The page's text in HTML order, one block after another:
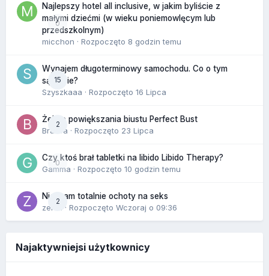
0
Najlepszy hotel all inclusive, w jakim byliście z
małymi dziećmi (w wieku poniemowlęcym lub
przedszkolnym)
micchon · Rozpoczęto 8 godzin temu
15
Wynajem długoterminowy samochodu. Co o tym
sądzicie?
Szyszkaaa · Rozpoczęto 16 Lipca
2
Żel do powiększania biustu Perfect Bust
Bravva · Rozpoczęto 23 Lipca
0
Czy ktoś brał tabletki na libido Libido Therapy?
Gamma · Rozpoczęto 10 godzin temu
2
Nie mam totalnie ochoty na seks
zenla
· Rozpoczęto Wczoraj o 09:36
Najaktywniejsi użytkownicy